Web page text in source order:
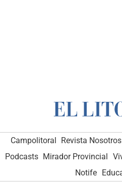
Campolitoral Revista Nosotros
Podcasts Mirador Provincial
Notife